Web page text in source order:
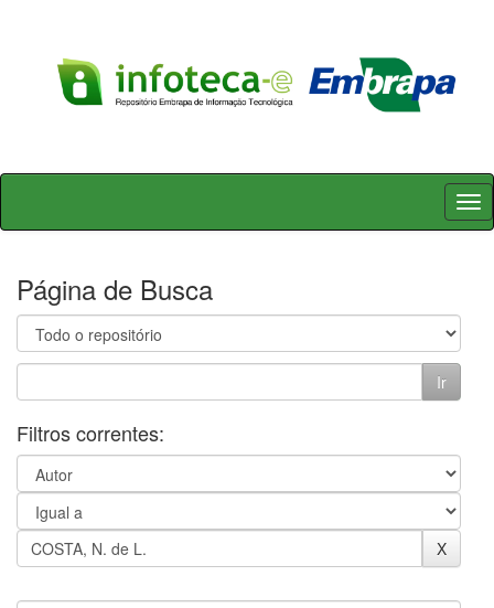
Skip
Página de Busca
Filtros correntes: